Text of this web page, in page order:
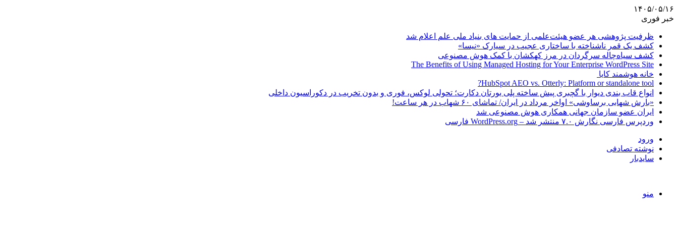
۱۴۰۵/۰۵/۱۶
خبر فوری
ظرفیت پژوهشی هر عضو هیئت‌علمی از حمایت های بنیاد ملی علم اعلام شد
کشف یک قمر ناشناخته با ساختاری عجیب در سیارک «نیسا»
کشف سیاه‌چاله سرگردان در مرز کهکشان با کمک هوش مصنوعی
The Benefits of Using Managed Hosting for Your Enterprise WordPress Site
خانه هوشمند کایا
HubSpot AEO vs. Otterly: Platform or standalone tool?
انواع قاب بندی دیوار با گچبری پیش ساخته پلی یورتان دکارت؛ تحولی لوکس، فوری و بدون تخریب در دکوراسیون داخلی
«بارش شهابی برساوشی» اواخر مرداد در ایران/ تماشای ۶۰ شهاب در هر ساعت!
ایران عضو سازمان جهانی همکاری هوش مصنوعی شد
وردپرس فارسی نگارش ۷.۰ منتشر شد – WordPress.org فارسی
ورود
نوشته تصادفی
سایدبار
منو